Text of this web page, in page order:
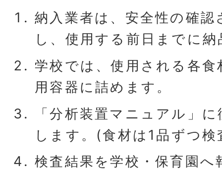
納入業者は、安全性の確
し、使用する前日までに
学校では、使用される各
用容器に詰めます。
「分析装置マニュアル」
します。(食材は1品ずつ
検査結果を学校・保育園へ